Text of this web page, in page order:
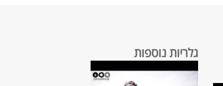
גלריות נוספות